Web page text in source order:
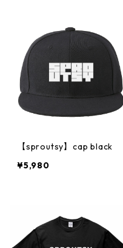
【sproutsy】cap black
¥5,980